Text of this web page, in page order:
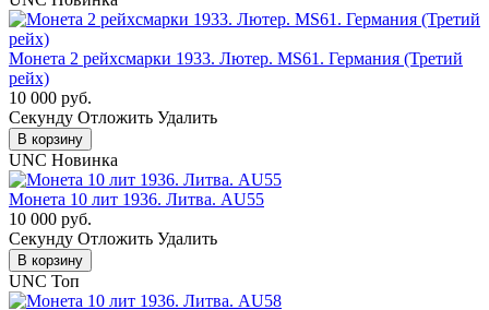
Монета 2 рейхсмарки 1933. Лютер. MS61. Германия (Третий
рейх)
10 000 руб.
Cекунду Отложить Удалить
В корзину
UNC Новинка
Монета 10 лит 1936. Литва. AU55
10 000 руб.
Cекунду Отложить Удалить
В корзину
UNC Топ